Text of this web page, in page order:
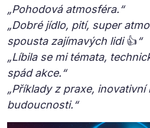
„Pohodová atmosféra.“
„Dobré jídlo, pití, super
spousta zajímavých lidi👍“
„Líbila se mi témata,
spád akce.“
„Příklady z praxe,
budoucnosti.“